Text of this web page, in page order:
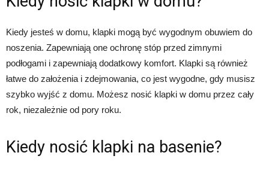
Kiedy jesteś w domu, klapki mogą być wygodnym obuwiem do
noszenia. Zapewniają one ochronę stóp przed zimnymi
podłogami i zapewniają dodatkowy komfort. Klapki są również
łatwe do założenia i zdejmowania, co jest wygodne, gdy musisz
szybko wyjść z domu. Możesz nosić klapki w domu przez cały
rok, niezależnie od pory roku.
Kiedy nosić klapki na basenie?